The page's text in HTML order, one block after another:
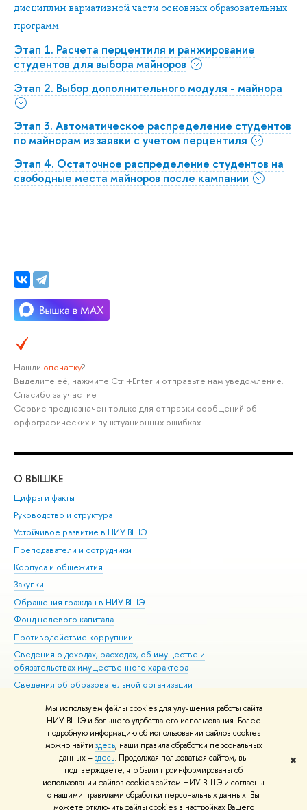
Мы используем файлы cookies для улучшения работы сайта
НИУ ВШЭ и большего удобства его использования. Более
подробную информацию об использовании файлов cookies
можно найти здесь, наши правила обработки персональных
данных –здесь. Продолжая пользоваться сайтом, вы
подтверждаете, что были проинформированы об
использовании файлов cookies сайтом НИУ ВШЭ и согласны
с нашими правилами обработки персональных данных. Вы
можете отключить файлы cookies в настройках Вашего
✖
дисциплин вариативной части основных образовательных
программ
Этап 1. Расчета перцентиля и ранжирование
студентов для выбора майноров
Этап 2. Выбор дополнительного модуля - майнора
Этап 3. Автоматическое распределение студентов
по майнорам из заявки с учетом перцентиля
Этап 4. Остаточное распределение студентов на
свободные места майноров после кампании
Нашли опечатку?
Выделите её, нажмите Ctrl+Enter и отправьте нам уведомление.
Спасибо за участие!
Сервис предназначен только для отправки сообщений об
орфографических и пунктуационных ошибках.
О ВЫШКЕ
Цифры и факты
Руководство и структура
Устойчивое развитие в НИУ ВШЭ
Преподаватели и сотрудники
Корпуса и общежития
Закупки
Обращения граждан в НИУ ВШЭ
Фонд целевого капитала
Противодействие коррупции
Сведения о доходах, расходах, об имуществе и
обязательствах имущественного характера
Сведения об образовательной организации
Людям с ограниченными возможностями здоровья
Единая платежная страница
Работа в Вышке
© НИУ ВШЭ 1993–2026 Адреса и контакты Условия использования
материалов Политика конфиденциальности Карта сайта